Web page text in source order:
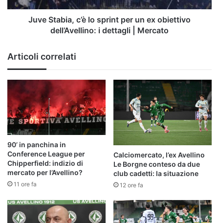
obiettivo
dell’Avellino:
Mercato
Juve Stabia, c’è lo sprint per un ex obiettivo
dell’Avellino: i dettagli | Mercato
Articoli correlati
90’ in panchina in
Conference League per
Chipperfield: indizio di
mercato per l’Avellino?
11 ore fa
Calciomercato, l’ex Avellino
Le Borgne conteso da due
club cadetti: la situazione
12 ore fa